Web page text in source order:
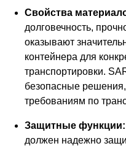
Свойства
долговечность,
оказывают
контейнера для
транспортировки.
безопасные
требованиям по
Защитные функции:
должен надежно